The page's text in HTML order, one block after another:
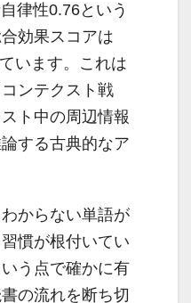
律性0.76という
効果スコアは
います。これは
ンテクスト戦
ト中の周辺情報
する古典的なア
からない単語が
慣が根付いてい
う点で確かに有
の流れを断ち切